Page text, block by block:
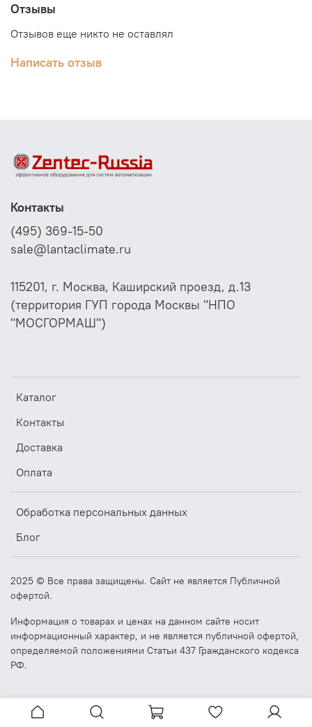
них расчетного расхода. Клапан позволяет менять и
фиксировать пропускную способность, имеет удобный
индикатор настройки.
Балансировочный клапан Ридан MNF-R оснащен
герметичным затвором и игольчатыми измерительными
Отзывы
Отзывов еще никто не оставлял
Написать отзыв
Каталог
Контакты
Доставка
Оплата
Обработка персональных данных
Блог
Контакты
(495) 369-15-50
sale@lantaclimate.ru
115201, г. Москва, Каширский проезд, д.13
(территория ГУП города Москвы "НПО
"МОСГОРМАШ")
2025 © Все права защищены. Сайт не является Публичной
офертой.
Информация о товарах и ценах на данном сайте носит
информационный характер, и не является публичной офертой,
определяемой положениями Статьи 437 Гражданского кодекса
РФ.